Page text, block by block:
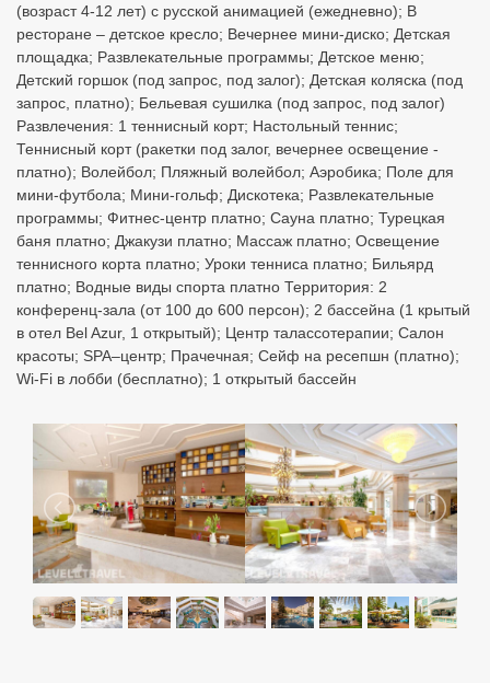
(возраст 4-12 лет) с русской анимацией (ежедневно); В
ресторане – детское кресло; Вечернее мини-диско; Детская
площадка; Развлекательные программы; Детское меню;
Детский горшок (под запрос, под залог); Детская коляска (под
запрос, платно); Бельевая сушилка (под запрос, под залог)
Развлечения: 1 теннисный корт; Настольный теннис;
Теннисный корт (ракетки под залог, вечернее освещение -
платно); Волейбол; Пляжный волейбол; Аэробика; Поле для
мини-футбола; Мини-гольф; Дискотека; Развлекательные
программы; Фитнес-центр платно; Сауна платно; Турецкая
баня платно; Джакузи платно; Массаж платно; Освещение
теннисного корта платно; Уроки тенниса платно; Бильярд
платно; Водные виды спорта платно Территория: 2
конференц-зала (от 100 до 600 персон); 2 бассейна (1 крытый
в отел Bel Azur, 1 открытый); Центр талассотерапии; Салон
красоты; SPA–центр; Прачечная; Сейф на ресепшн (платно);
Wi-Fi в лобби (бесплатно); 1 открытый бассейн